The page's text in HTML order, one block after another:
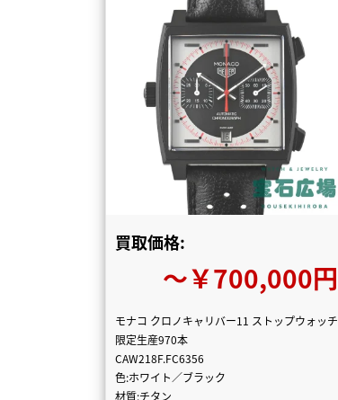
買取価格:
〜￥700,000円
モナコ クロノキャリバー11 ストップウォッチ
限定生産970本
CAW218F.FC6356
色:ホワイト／ブラック
材質:チタン